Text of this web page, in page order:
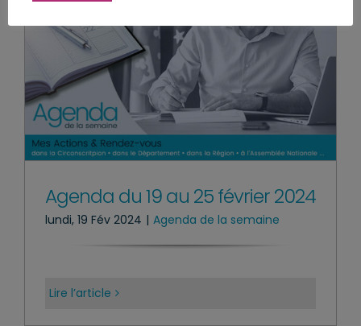
Agenda du 19 au 25 février 2024
lundi, 19 Fév 2024 | Agenda de la semaine
Lire l’article